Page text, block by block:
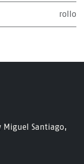
rollo
Miguel Santiago,